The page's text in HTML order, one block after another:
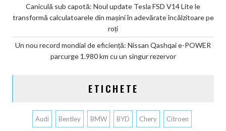
Caniculă sub capotă: Noul update Tesla FSD V14 Lite le
transformă calculatoarele din mașini în adevărate încălzitoare pe
roți
Un nou record mondial de eficiență: Nissan Qashqai e-POWER
parcurge 1.980 km cu un singur rezervor
ETICHETE
Audi Bentley BMW BYD Chery Citroen